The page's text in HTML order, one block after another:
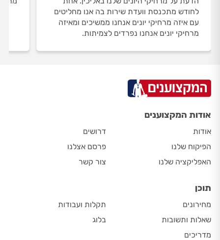
לחודש מתכנסת וועדת שירות בה אנו מחליטים
עם איזה מרחיקי יונים אנחנו ממשיכים ומאיזה
מרחיקי יונים אנחנו נפרדים לצמיתות.
אודות המקצוענים
אודות
הפיקוח שלנו
האפליקציה שלנו
דרושים
פרסם אצלנו
צור קשר
תוכן
מחירונים
שאלות ותשובות
מדריכים
תקלות ועבודות
בלוג